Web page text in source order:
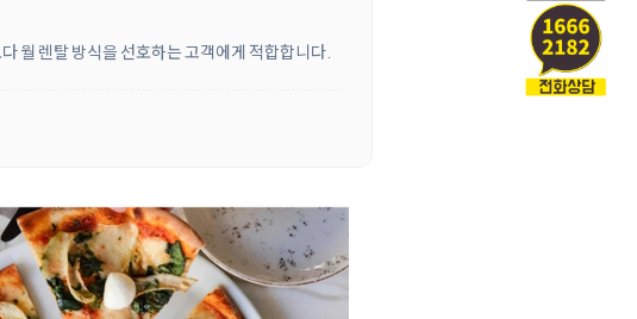
월 렌탈 방식을 선호하는 고객에게 적합합니다.